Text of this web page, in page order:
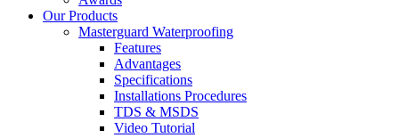
Our Products
Masterguard Waterproofing
Features
Advantages
Specifications
Installations Procedures
TDS & MSDS
Video Tutorial